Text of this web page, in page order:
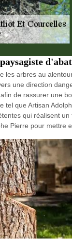
les arbres au
une direction
de rassurer une
tel que Artisan
qui réalisent
Pierre pour mettre